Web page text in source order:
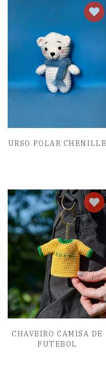
URSO POLAR CHENILLE
CHAVEIRO CAMISA DE
FUTEBOL